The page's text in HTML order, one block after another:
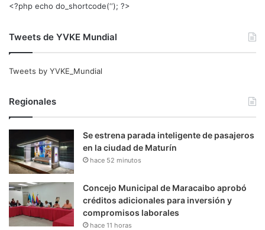
<?php echo do_shortcode(‘‘); ?>
Tweets de YVKE Mundial
Tweets by YVKE_Mundial
Regionales
Se estrena parada inteligente de pasajeros
en la ciudad de Maturín
hace 52 minutos
Concejo Municipal de Maracaibo aprobó
créditos adicionales para inversión y
compromisos laborales
hace 11 horas